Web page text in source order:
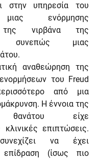
στην υπηρεσία του
μιας ενόρμησης
της νιρβάνα της
συνεπώς μιας
αναθεώρηση της
του Freud
από μια
Η έννοια της
θανάτου είχε
κλινικές επιπτώσεις.
να έχει
επίδραση (ίσως πιο